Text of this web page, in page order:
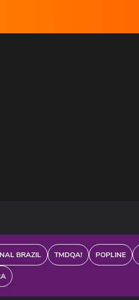
BRAZIL TMDQA! POPLINE